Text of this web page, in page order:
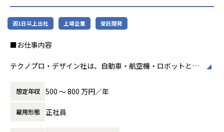
会社の定める業務
週1日以上出社 上場企業 受託開発
■お仕事内容
テクノプロ・デザイン社は、自動車・航空機・ロボットとい
フェッショナル集団です。
設計・開発・解析などの上流工程に携わるチャンスが豊富に
あり、市場価値の高いエンジニアとして成長・活躍できる環
境が整っています。
想定年収 500 〜 800 万円／年
雇用形態 正社員